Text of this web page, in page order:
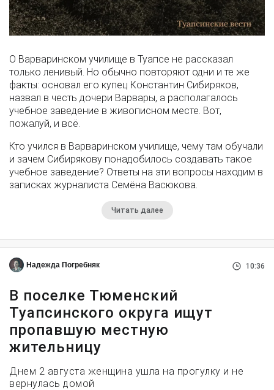
О Варваринском училище в Туапсе не рассказал
только ленивый. Но обычно повторяют одни и те же
факты: основал его купец Константин Сибиряков,
назвал в честь дочери Варвары, а располагалось
учебное заведение в живописном месте. Вот,
пожалуй, и всё.
Кто учился в Варваринском училище, чему там обучали
и зачем Сибирякову понадобилось создавать такое
учебное заведение? Ответы на эти вопросы находим в
записках журналиста Семёна Васюкова.
Читать далее
Надежда Погребняк 10:36
В поселке Тюменский
Туапсинского округа ищут
пропавшую местную
жительницу
Днем 2 августа женщина ушла на прогулку и не
вернулась домой